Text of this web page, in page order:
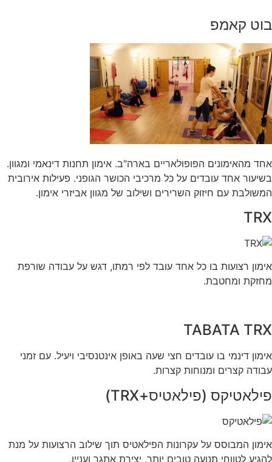
בוט קאמפ
אחד מהאימונים הפופולאריים בארה"ב. אימון תחנות דינאמי ומגוון.
בשיעור אחד עובדים על כל מרכיבי הכושר הגופני. פעילות אירובית
המשולבת עם חיזוק השרירים ושילוב של מגוון אביזרי אימון.
TRX
אימון רצועות בו כל אחד עובד לפי רמתו, דגש על עבודה שורפת
מחזקת ומחטבת.
TABATA TRX
אימון דינמי בו עובדים חצי שעה באופן אינטנסיבי ויעיל. עם זמני
עבודה קצרים ומנוחות קצרות.
פילאטיקס (פילאטיס+TRX)
אימון המבוסס על עקרונות הפילאטיס תוך שילוב הרצועות על מנת
להגיע לטווחי תנועה טובים יותר, יצירת אתגר ועניין.